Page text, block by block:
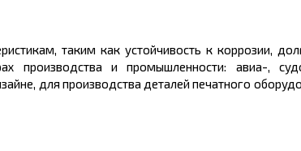
таким как устойчивость к коррозии,
производства и промышленности: авиа-,
для производства деталей печатного